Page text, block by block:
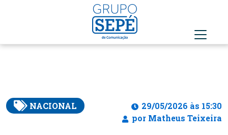
NACIONAL
29/05/2026 às 15:30
por Matheus Teixeira